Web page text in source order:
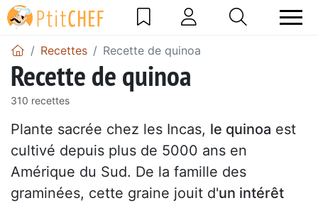
Recettes Recette de quinoa
Recette de quinoa
310 recettes
Plante sacrée chez les Incas, le quinoa est
cultivé depuis plus de 5000 ans en
Amérique du Sud. De la famille des
graminées, cette graine jouit d'un intérêt